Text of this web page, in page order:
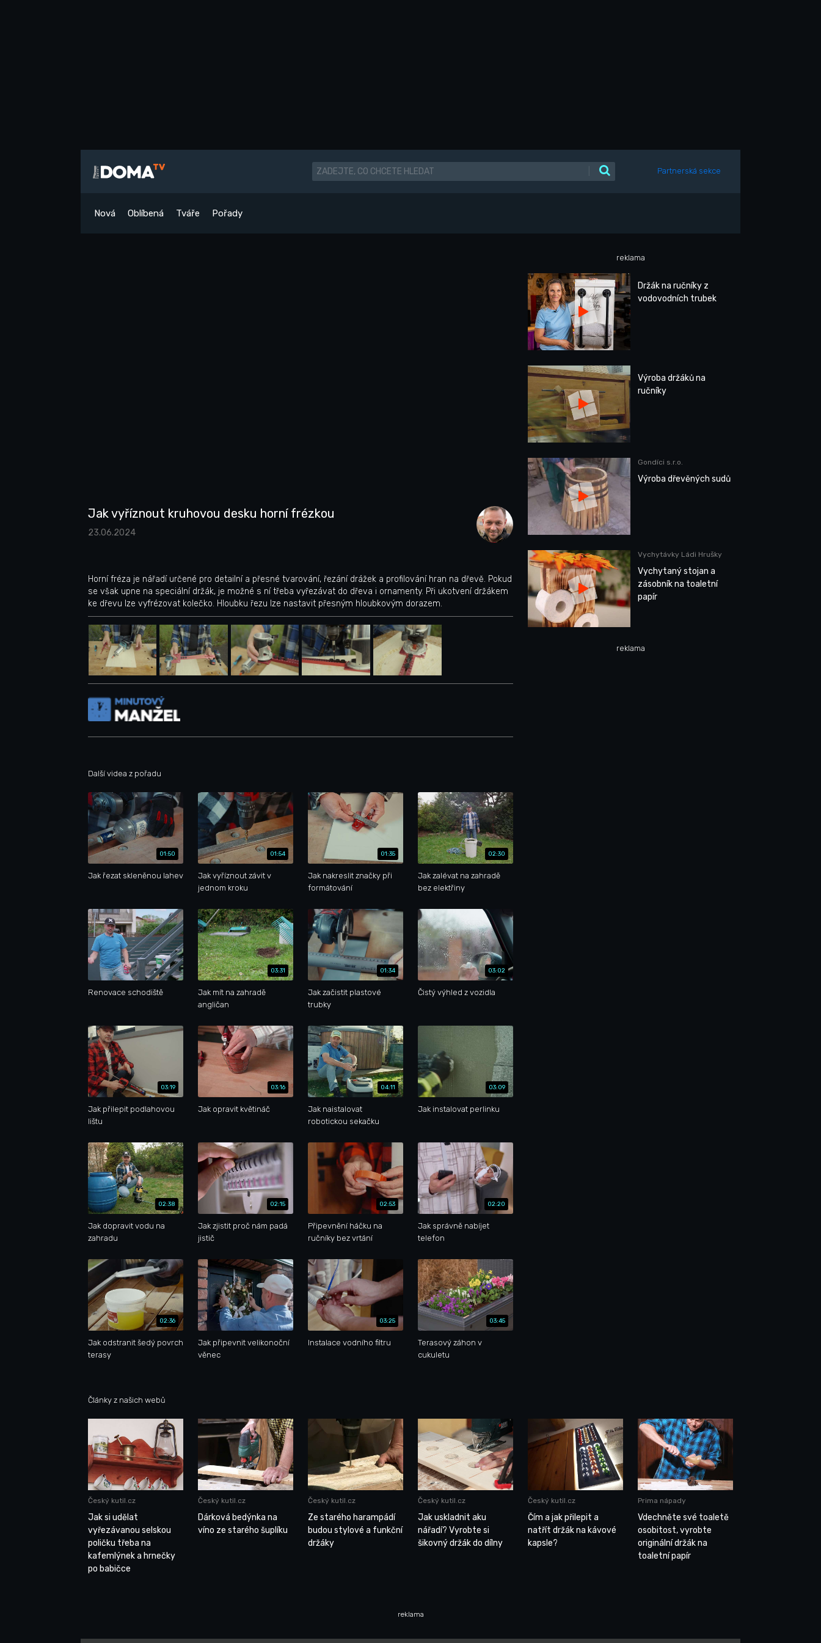
Partnerská sekce
Nová Oblíbená Tváře Pořady
Jak vyříznout kruhovou desku horní frézkou
23.06.2024
Horní fréza je nářadí určené pro detailní a přesné tvarování, řezání drážek a profilování hran na dřevě. Pokud
se však upne na speciální držák, je možné s ní třeba vyřezávat do dřeva i ornamenty. Při ukotvení držákem
ke dřevu lze vyfrézovat kolečko. Hloubku řezu lze nastavit přesným hloubkovým dorazem.
Další videa z pořadu
01:50
Jak řezat skleněnou lahev
01:54
Jak vyříznout závit v
jednom kroku
01:35
Jak nakreslit značky při
formátování
02:30
Jak zalévat na zahradě
bez elektřiny
Renovace schodiště
03:31
Jak mít na zahradě
angličan
01:34
Jak začistit plastové
trubky
03:02
Čistý výhled z vozidla
03:19
Jak přilepit podlahovou
lištu
03:16
Jak opravit květináč
04:11
Jak naistalovat
robotickou sekačku
03:09
Jak instalovat perlinku
02:38
Jak dopravit vodu na
zahradu
02:15
Jak zjistit proč nám padá
jistič
02:53
Připevnění háčku na
ručníky bez vrtání
02:20
Jak správně nabíjet
telefon
02:36
Jak odstranit šedý povrch
terasy
Jak připevnit velikonoční
věnec
03:25
Instalace vodního filtru
03:45
Terasový záhon v
cukuletu
reklama
Držák na ručníky z
vodovodních trubek
Výroba držáků na
ručníky
Gondíci s.r.o.
Výroba dřevěných sudů
Vychytávky Ládi Hrušky
Vychytaný stojan a
zásobník na toaletní
papír
reklama
Články z našich webů
Český kutil.cz
Jak si udělat
vyřezávanou selskou
poličku třeba na
kafemlýnek a hrnečky
po babičce
Český kutil.cz
Dárková bedýnka na
víno ze starého šuplíku
Český kutil.cz
Ze starého harampádí
budou stylové a funkční
držáky
Český kutil.cz
Jak uskladnit aku
nářadí? Vyrobte si
šikovný držák do dílny
Český kutil.cz
Čím a jak přilepit a
natřít držák na kávové
kapsle?
Prima nápady
Vdechněte své toaletě
osobitost, vyrobte
originální držák na
toaletní papír
reklama